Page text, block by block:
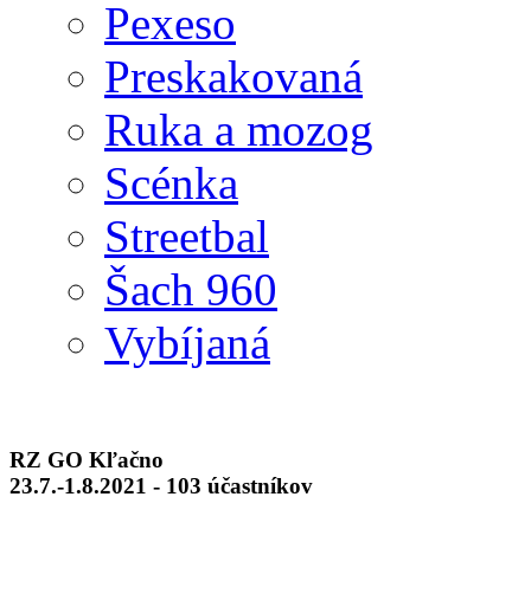
Pexeso
Preskakovaná
Ruka a mozog
Scénka
Streetbal
Šach 960
Vybíjaná
RZ GO Kľačno
23.7.-1.8.2021 - 103 účastníkov